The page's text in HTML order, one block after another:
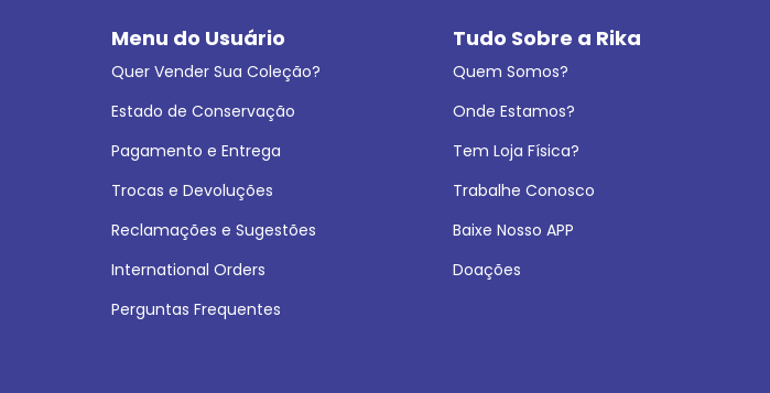
Menu do Usuário
Quer Vender Sua Coleção?
Estado de Conservação
Pagamento e Entrega
Trocas e Devoluções
Reclamações e Sugestões
International Orders
Perguntas Frequentes
Tudo Sobre a Rika
Quem Somos?
Onde Estamos?
Tem Loja Física?
Trabalhe Conosco
Baixe Nosso APP
Doações